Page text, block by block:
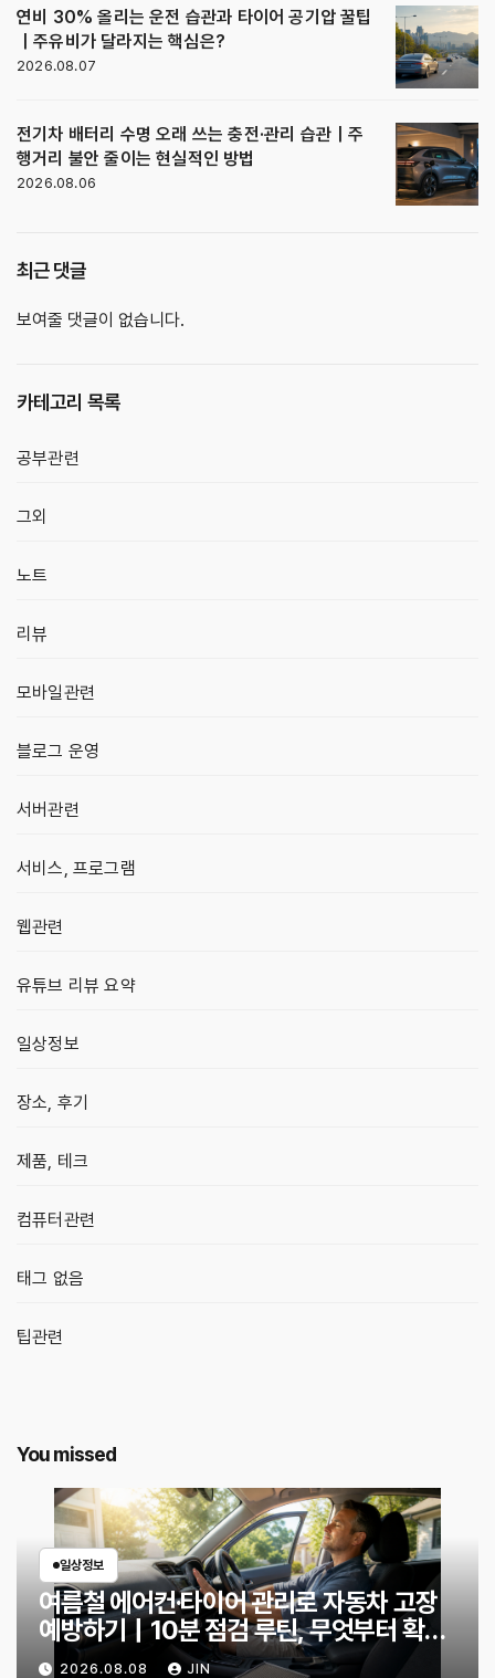
연비 30% 올리는 운전 습관과 타이어 공기압 꿀팁
｜주유비가 달라지는 핵심은?
2026.08.07
전기차 배터리 수명 오래 쓰는 충전·관리 습관｜주
행거리 불안 줄이는 현실적인 방법
2026.08.06
최근 댓글
보여줄 댓글이 없습니다.
카테고리 목록
공부관련
그외
노트
리뷰
모바일관련
블로그 운영
서버관련
서비스, 프로그램
웹관련
유튜브 리뷰 요약
일상정보
장소, 후기
제품, 테크
컴퓨터관련
태그 없음
팁관련
You missed
일상정보
여름철 에어컨·타이어 관리로 자동차 고장
예방하기｜10분 점검 루틴, 무엇부터 확인
할까?
2026.08.08 JIN